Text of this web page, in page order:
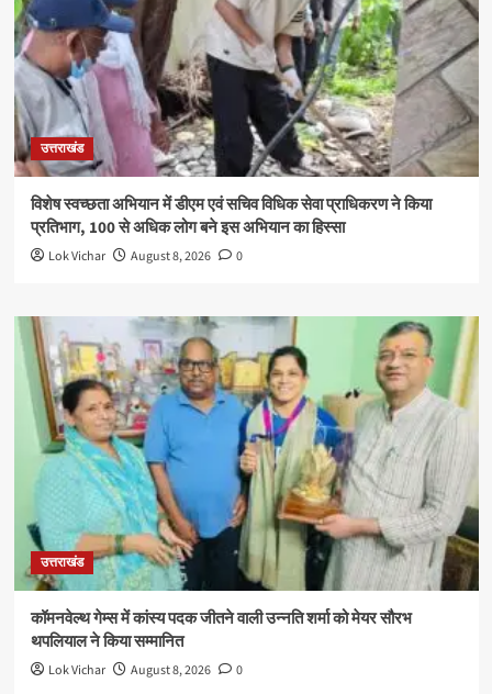
उत्तराखंड
विशेष स्वच्छता अभियान में डीएम एवं सचिव विधिक सेवा प्राधिकरण ने किया
प्रतिभाग, 100 से अधिक लोग बने इस अभियान का हिस्सा
Lok Vichar August 8, 2026 0
उत्तराखंड
कॉमनवेल्थ गेम्स में कांस्य पदक जीतने वाली उन्नति शर्मा को मेयर सौरभ
थपलियाल ने किया सम्मानित
Lok Vichar August 8, 2026 0